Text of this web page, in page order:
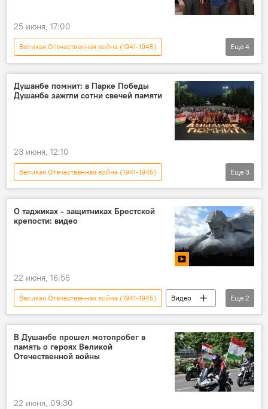
25 июня, 17:00
Великая Отечественная война (1941-1945)
81-летие Победы в Великой Отечественной войне
Таджикистан
Россия Общество
Еще 4
Душанбе помнит: в Парке Победы
Душанбе зажгли сотни свечей памяти
23 июня, 12:10
Великая Отечественная война (1941-1945)
Таджикистан
Новости Душанбе
Общество
Еще 3
О таджиках - защитниках Брестской
крепости: видео
22 июня, 16:56
Великая Отечественная война (1941-1945)
Видео
Таджикистан
Общество
Еще 2
В Душанбе прошел мотопробег в
память о героях Великой
Отечественной войны
22 июня, 09:30